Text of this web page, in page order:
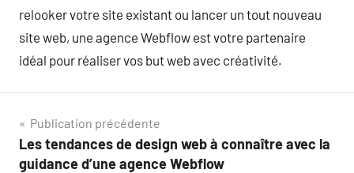
relooker votre site existant ou lancer un tout nouveau
site web, une agence Webflow est votre partenaire
idéal pour réaliser vos but web avec créativité.
Navigation
de
Publication précédente
Les tendances de design web à connaître avec la
guidance d’une agence Webflow